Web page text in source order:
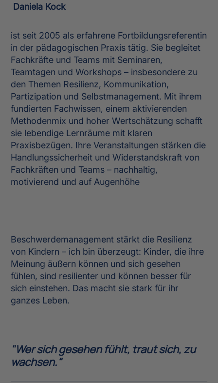
Daniela Kock
ist seit 2005 als erfahrene Fortbildungsreferentin
in der pädagogischen Praxis tätig. Sie begleitet
Fachkräfte und Teams mit Seminaren,
Teamtagen und Workshops – insbesondere zu
den Themen Resilienz, Kommunikation,
Partizipation und Selbstmanagement. Mit ihrem
fundierten Fachwissen, einem aktivierenden
Methodenmix und hoher Wertschätzung schafft
sie lebendige Lernräume mit klaren
Praxisbezügen. Ihre Veranstaltungen stärken die
Handlungssicherheit und Widerstandskraft von
Fachkräften und Teams – nachhaltig,
motivierend und auf Augenhöhe
Beschwerdemanagement stärkt die Resilienz
von Kindern – ich bin überzeugt: Kinder, die ihre
Meinung äußern können und sich gesehen
fühlen, sind resilienter und können besser für
sich einstehen. Das macht sie stark für ihr
ganzes Leben.
"Wer sich gesehen fühlt, traut sich, zu
wachsen."